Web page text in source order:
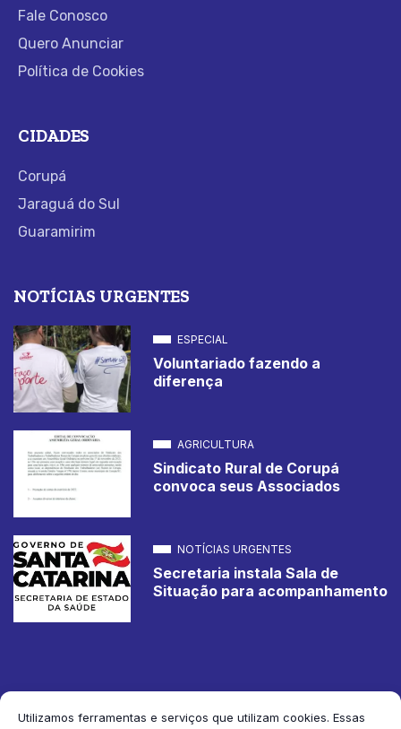
Utilizamos ferramentas e serviços que utilizam cookies. Essas
Fale Conosco
Quero Anunciar
Política de Cookies
CIDADES
Corupá
Jaraguá do Sul
Guaramirim
NOTÍCIAS URGENTES
ESPECIAL
Voluntariado fazendo a
diferença
AGRICULTURA
Sindicato Rural de Corupá
convoca seus Associados
NOTÍCIAS URGENTES
Secretaria instala Sala de
Situação para acompanhamento